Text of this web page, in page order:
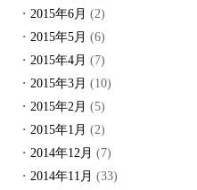
2015年6月 (2)
2015年5月 (6)
2015年4月 (7)
2015年3月 (10)
2015年2月 (5)
2015年1月 (2)
2014年12月 (7)
2014年11月 (33)